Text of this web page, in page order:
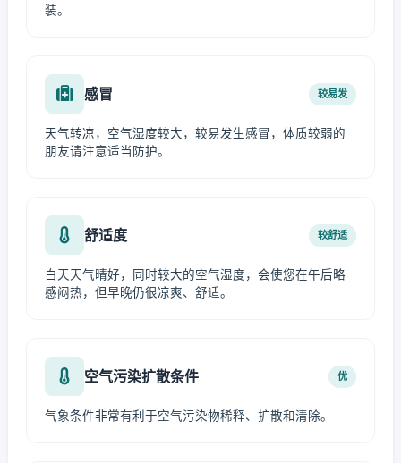
装。
感冒 较易发
天气转凉，空气湿度较大，较易发生感冒，体质较弱的
朋友请注意适当防护。
舒适度 较舒适
白天天气晴好，同时较大的空气湿度，会使您在午后略
感闷热，但早晚仍很凉爽、舒适。
空气污染扩散条件 优
气象条件非常有利于空气污染物稀释、扩散和清除。